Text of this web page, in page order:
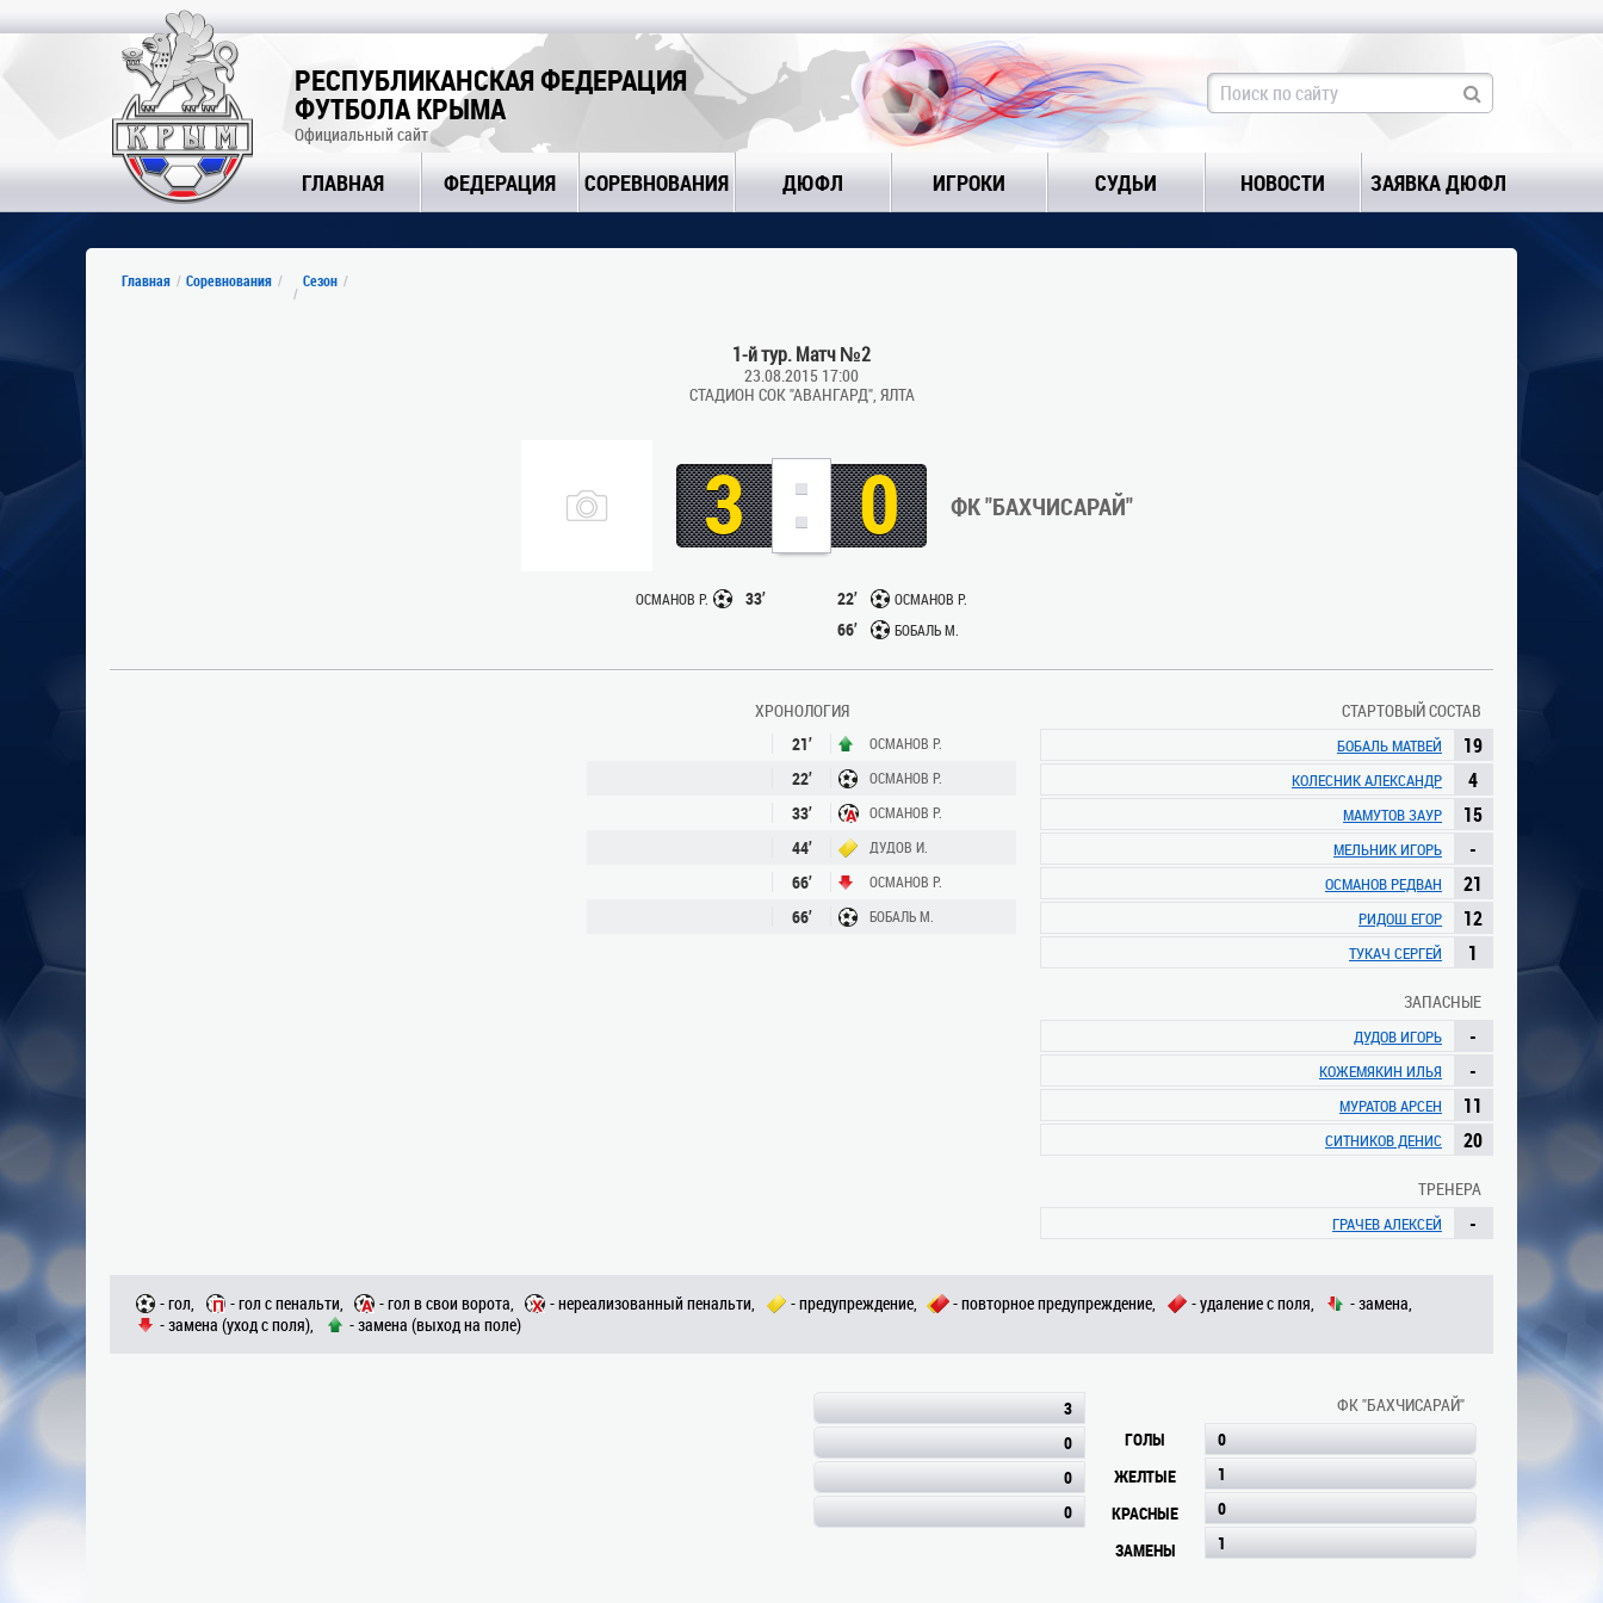
РЕСПУБЛИКАНСКАЯ ФЕДЕРАЦИЯ
ФУТБОЛА КРЫМА
Официальный сайт
ГЛАВНАЯ ФЕДЕРАЦИЯ СОРЕВНОВАНИЯ ДЮФЛ ИГРОКИ СУДЬИ НОВОСТИ ЗАЯВКА ДЮФЛ
Главная Соревнования Сезон
1-й тур. Матч №2
23.08.2015 17:00
СТАДИОН СОК "АВАНГАРД", ЯЛТА
3 : 0 ФК "БАХЧИСАРАЙ"
ОСМАНОВ Р. 33’ ОСМАНОВ Р.
22’
БОБАЛЬ М.
66’
ХРОНОЛОГИЯ
21’
ОСМАНОВ Р.
22’ ОСМАНОВ Р.
33’ ОСМАНОВ Р.
44’ ДУДОВ И.
66’ ОСМАНОВ Р.
66’ БОБАЛЬ М.
СТАРТОВЫЙ СОСТАВ
19
БОБАЛЬ МАТВЕЙ
4
КОЛЕСНИК АЛЕКСАНДР
15
МАМУТОВ ЗАУР
-
МЕЛЬНИК ИГОРЬ
21
ОСМАНОВ РЕДВАН
12
РИДОШ ЕГОР
1
ТУКАЧ СЕРГЕЙ
ЗАПАСНЫЕ
-
ДУДОВ ИГОРЬ
-
КОЖЕМЯКИН ИЛЬЯ
11
МУРАТОВ АРСЕН
20
СИТНИКОВ ДЕНИС
ТРЕНЕРА
-
ГРАЧЕВ АЛЕКСЕЙ
- гол, - гол с пенальти, - гол в свои ворота, - нереализованный пенальти, - предупреждение, - повторное предупреждение, - удаление с поля,
- замена,
- замена (уход с поля),
- замена (выход на поле)
3
0
0
0
ГОЛЫ
ЖЕЛТЫЕ
КРАСНЫЕ
ЗАМЕНЫ
ФК "БАХЧИСАРАЙ"
0
1
0
1